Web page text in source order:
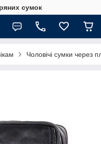
сумок
Чоловічі сумки через